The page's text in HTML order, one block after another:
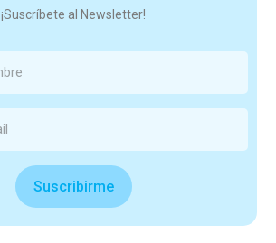
¡Suscríbete al Newsletter!
Suscribirme